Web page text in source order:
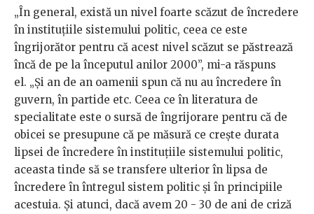
„În general, există un nivel foarte scăzut de încredere
în instituțiile sistemului politic, ceea ce este
îngrijorător pentru că acest nivel scăzut se păstrează
încă de pe la începutul anilor 2000”, mi-a răspuns
el. „Și an de an oamenii spun că nu au încredere în
guvern, în partide etc. Ceea ce în literatura de
specialitate este o sursă de îngrijorare pentru că de
obicei se presupune că pe măsură ce crește durata
lipsei de încredere în instituțiile sistemului politic,
aceasta tinde să se transfere ulterior în lipsa de
încredere în întregul sistem politic și în principiile
acestuia. Și atunci, dacă avem 20 - 30 de ani de criză